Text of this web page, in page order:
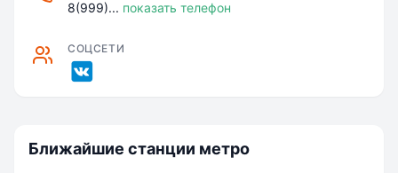
8(999)... показать телефон
СОЦСЕТИ
Ближайшие станции метро